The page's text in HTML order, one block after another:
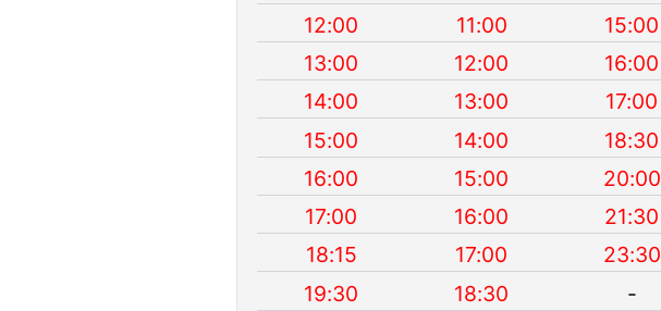
12:00
11:00
15:00
13:00
12:00
16:00
14:00
13:00
17:00
15:00
14:00
18:30
16:00
15:00
20:00
17:00
16:00
21:30
18:15
17:00
23:30
19:30
18:30
-